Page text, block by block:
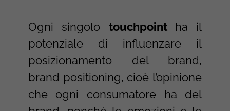
Ogni singolo touchpoint ha il
potenziale di influenzare il
posizionamento del brand,
brand positioning, cioè l’opinione
che ogni consumatore ha del